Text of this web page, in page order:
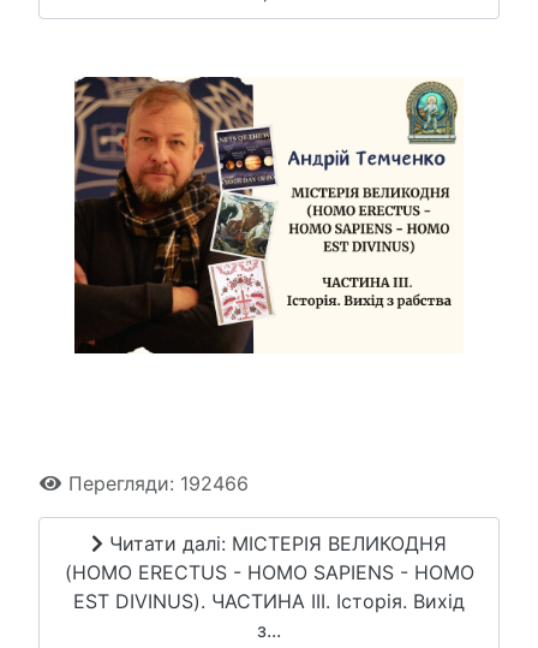
Перегляди: 192466
Читати далі: МІСТЕРІЯ ВЕЛИКОДНЯ
(HOMO ERECTUS - HOMO SAPIENS - HOMO
EST DIVINUS). ЧАСТИНА ІІІ. Історія. Вихід
з...